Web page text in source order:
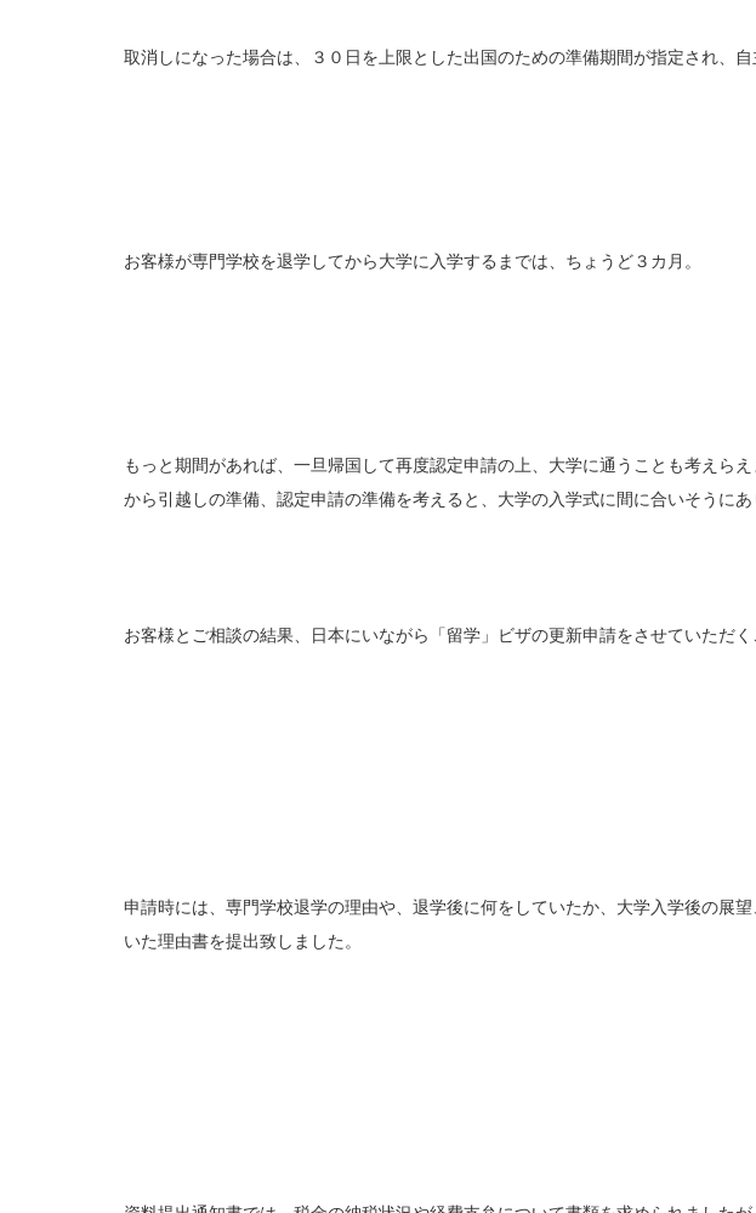
取消しになった場合は、３０日を上限とした出国のための準備期間が指定され、自
お客様が専門学校を退学してから大学に入学するまでは、ちょうど３カ月。
もっと期間があれば、一旦帰国して再度認定申請の上、大学に通うことも考えら
から引越しの準備、認定申請の準備を考えると、大学の入学式に間に合いそうにあ
お客様とご相談の結果、日本にいながら「留学」ビザの更新申請をさせていただく
申請時には、専門学校退学の理由や、退学後に何をしていたか、大学入学後の展
いた理由書を提出致しました。